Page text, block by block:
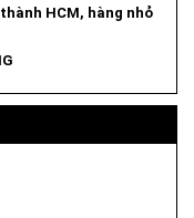
HCM, hàng nhỏ